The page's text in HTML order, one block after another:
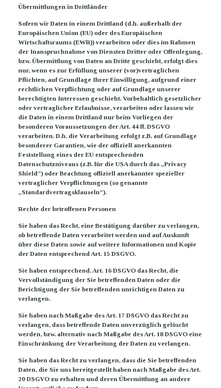
Übermittlungen in Drittländer
Sofern wir Daten in einem Drittland (d.h. außerhalb der
Europäischen Union (EU) oder des Europäischen
Wirtschaftsraums (EWR)) verarbeiten oder dies im Rahmen
der Inanspruchnahme von Diensten Dritter oder Offenlegung,
bzw. Übermittlung von Daten an Dritte geschieht, erfolgt dies
nur, wenn es zur Erfüllung unserer (vor)vertraglichen
Pflichten, auf Grundlage Ihrer Einwilligung, aufgrund einer
rechtlichen Verpflichtung oder auf Grundlage unserer
berechtigten Interessen geschieht. Vorbehaltlich gesetzlicher
oder vertraglicher Erlaubnisse, verarbeiten oder lassen wir
die Daten in einem Drittland nur beim Vorliegen der
besonderen Voraussetzungen der Art. 44 ff. DSGVO
verarbeiten. D.h. die Verarbeitung erfolgt z.B. auf Grundlage
besonderer Garantien, wie der offiziell anerkannten
Feststellung eines der EU entsprechenden
Datenschutzniveaus (z.B. für die USA durch das „Privacy
Shield“) oder Beachtung offiziell anerkannter spezieller
vertraglicher Verpflichtungen (so genannte
„Standardvertragsklauseln“).
Rechte der betroffenen Personen
Sie haben das Recht, eine Bestätigung darüber zu verlangen,
ob betreffende Daten verarbeitet werden und auf Auskunft
über diese Daten sowie auf weitere Informationen und Kopie
der Daten entsprechend Art. 15 DSGVO.
Sie haben entsprechend. Art. 16 DSGVO das Recht, die
Vervollständigung der Sie betreffenden Daten oder die
Berichtigung der Sie betreffenden unrichtigen Daten zu
verlangen.
Sie haben nach Maßgabe des Art. 17 DSGVO das Recht zu
verlangen, dass betreffende Daten unverzüglich gelöscht
werden, bzw. alternativ nach Maßgabe des Art. 18 DSGVO eine
Einschränkung der Verarbeitung der Daten zu verlangen.
Sie haben das Recht zu verlangen, dass die Sie betreffenden
Daten, die Sie uns bereitgestellt haben nach Maßgabe des Art.
20 DSGVO zu erhalten und deren Übermittlung an andere